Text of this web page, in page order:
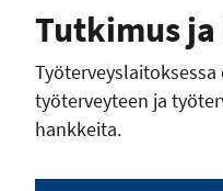
Tutkimus
työterveyteen ja
hankkeita.